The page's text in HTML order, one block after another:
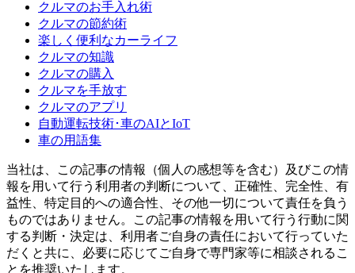
クルマのお手入れ術
クルマの節約術
楽しく便利なカーライフ
クルマの知識
クルマの購入
クルマを手放す
クルマのアプリ
自動運転技術･車のAIとIoT
車の用語集
当社は、この記事の情報（個人の感想等を含む）及びこの情
報を用いて行う利用者の判断について、正確性、完全性、有
益性、特定目的への適合性、その他一切について責任を負う
ものではありません。この記事の情報を用いて行う行動に関
する判断・決定は、利用者ご自身の責任において行っていた
だくと共に、必要に応じてご自身で専門家等に相談されるこ
とを推奨いたします。